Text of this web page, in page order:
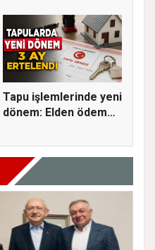
Tapu işlemlerinde yeni
dönem: Elden ödeme